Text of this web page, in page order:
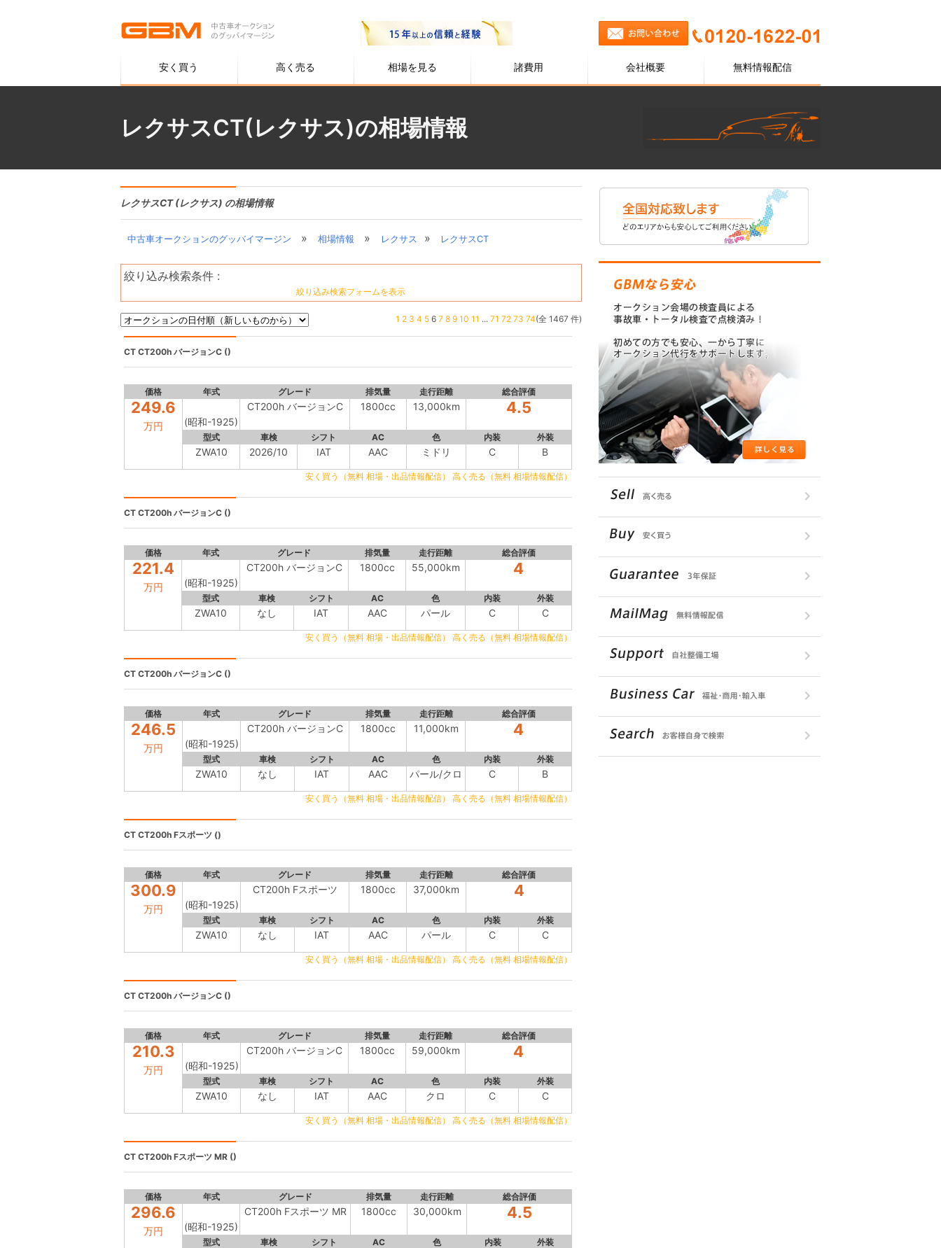
安く買う 高く売る 相場を見る 諸費用 会社概要 無料情報配信
レクサスCT(レクサス)の相場情報
レクサスCT (レクサス) の相場情報
中古車オークションのグッバイマージン » 相場情報 » レクサス » レクサスCT
絞り込み検索条件 :
絞り込み検索フォームを表示
1 2 3 4 56 7 8 9 10 11 ... 71 72 73 74(全 1467 件)
CT CT200h バージョンC ()
価格 年式 グレード 排気量 走行距離 総合評価
249.6
万円 (昭和-1925)
CT200h バージョンC 1800cc 13,000km 4.5
型式 車検 シフト AC 色 内装 外装
ZWA10 2026/10 IAT AAC ミドリ C B
安く買う（無料 相場・出品情報配信） 高く売る（無料 相場情報配信）
CT CT200h バージョンC ()
価格 年式 グレード 排気量 走行距離 総合評価
221.4
万円 (昭和-1925)
CT200h バージョンC 1800cc 55,000km 4
型式 車検 シフト AC 色 内装 外装
ZWA10 なし IAT AAC パール C C
安く買う（無料 相場・出品情報配信） 高く売る（無料 相場情報配信）
CT CT200h バージョンC ()
価格 年式 グレード 排気量 走行距離 総合評価
246.5
万円 (昭和-1925)
CT200h バージョンC 1800cc 11,000km 4
型式 車検 シフト AC 色 内装 外装
ZWA10 なし IAT AAC パール/クロ C B
安く買う（無料 相場・出品情報配信） 高く売る（無料 相場情報配信）
CT CT200h Fスポーツ ()
価格 年式 グレード 排気量 走行距離 総合評価
300.9
万円 (昭和-1925)
CT200h Fスポーツ 1800cc 37,000km 4
型式 車検 シフト AC 色 内装 外装
ZWA10 なし IAT AAC パール C C
安く買う（無料 相場・出品情報配信） 高く売る（無料 相場情報配信）
CT CT200h バージョンC ()
価格 年式 グレード 排気量 走行距離 総合評価
210.3
万円 (昭和-1925)
CT200h バージョンC 1800cc 59,000km 4
型式 車検 シフト AC 色 内装 外装
ZWA10 なし IAT AAC クロ C C
安く買う（無料 相場・出品情報配信） 高く売る（無料 相場情報配信）
CT CT200h Fスポーツ MR ()
価格 年式 グレード 排気量 走行距離 総合評価
296.6
万円 (昭和-1925)
CT200h Fスポーツ MR 1800cc 30,000km 4.5
型式 車検 シフト AC 色 内装 外装